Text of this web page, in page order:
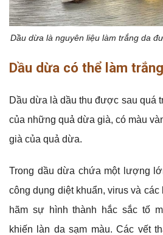
Dầu dừa là nguyên liệu làm trắng da
Dầu dừa có thể làm
Dầu dừa là dầu thu được sau quá
của những quả dừa già, có màu
già của quả dừa.
Trong dầu dừa chứa một lượng
công dụng diệt khuẩn, virus và
hãm sự hình thành hắc sắc tố
khiến làn da sạm màu. Các vết